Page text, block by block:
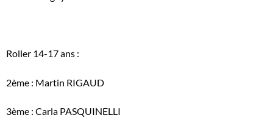
Roller 14-17 ans :
2ème : Martin RIGAUD
3ème : Carla PASQUINELLI